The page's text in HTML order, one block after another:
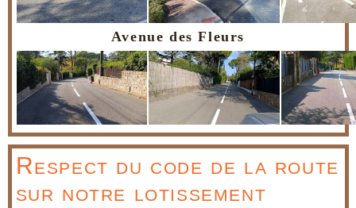
Avenue des Fleurs
Respect du code de la route
sur notre lotissement